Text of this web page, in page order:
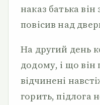
наказ батька він
повісив над
На другий день
додому, і що він
відчинені
горить, підлога